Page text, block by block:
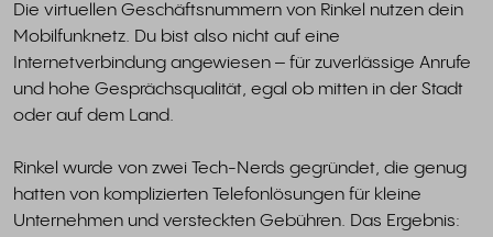
Die virtuellen Geschäftsnummern von Rinkel nutzen dein
Mobilfunknetz. Du bist also nicht auf eine
Internetverbindung angewiesen – für zuverlässige Anrufe
und hohe Gesprächsqualität, egal ob mitten in der Stadt
oder auf dem Land.
Rinkel wurde von zwei Tech-Nerds gegründet, die genug
hatten von komplizierten Telefonlösungen für kleine
Unternehmen und versteckten Gebühren. Das Ergebnis: